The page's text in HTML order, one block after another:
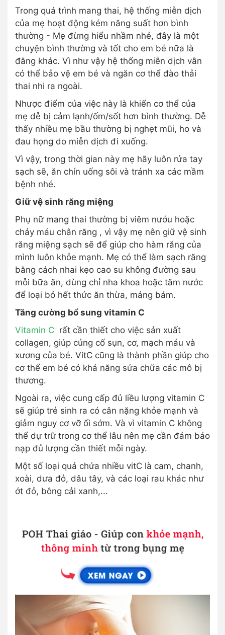
Trong quá trình mang thai, hệ thống miễn dịch
của mẹ hoạt động kém năng suất hơn bình
thường - Mẹ đừng hiểu nhầm nhé, đây là một
chuyện bình thường và tốt cho em bé nữa là
đằng khác. Vì như vậy hệ thống miễn dịch vẫn
có thể bảo vệ em bé và ngăn cơ thể đào thải
thai nhi ra ngoài.
Nhược điểm của việc này là khiến cơ thể của
mẹ dễ bị cảm lạnh/ốm/sốt hơn bình thường. Dễ
thấy nhiều mẹ bầu thường bị nghẹt mũi, ho và
đau họng do miễn dịch đi xuống.
Vì vậy, trong thời gian này mẹ hãy luôn rửa tay
sạch sẽ, ăn chín uống sôi và tránh xa các mầm
bệnh nhé.
Giữ vệ sinh răng miệng
Phụ nữ mang thai thường bị viêm nướu hoặc
chảy máu chân răng , vì vậy mẹ nên giữ vệ sinh
răng miệng sạch sẽ để giúp cho hàm răng của
mình luôn khỏe mạnh. Mẹ có thể làm sạch răng
bằng cách nhai kẹo cao su không đường sau
mỗi bữa ăn, dùng chỉ nha khoa hoặc tăm nước
để loại bỏ hết thức ăn thừa, mảng bám.
Tăng cường bổ sung vitamin C
Vitamin C rất cần thiết cho việc sản xuất
collagen, giúp củng cố sụn, cơ, mạch máu và
xương của bé. VitC cũng là thành phần giúp cho
cơ thể em bé có khả năng sửa chữa các mô bị
thương.
Ngoài ra, việc cung cấp đủ liều lượng vitamin C
sẽ giúp trẻ sinh ra có cân nặng khỏe mạnh và
giảm nguy cơ vỡ ối sớm. Và vì vitamin C không
thể dự trữ trong cơ thể lâu nên mẹ cần đảm bảo
nạp đủ lượng cần thiết mỗi ngày.
Một số loại quả chứa nhiều vitC là cam, chanh,
xoài, dưa đỏ, dâu tây, và các loại rau khác như
ớt đỏ, bông cải xanh,...